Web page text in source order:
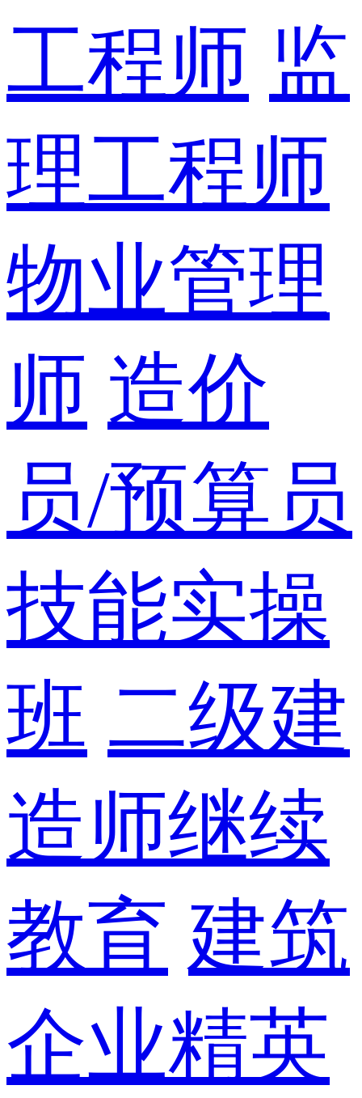
工程师 监
理工程师
物业管理
师 造价
员/预算员
技能实操
班 二级建
造师继续
教育 建筑
企业精英